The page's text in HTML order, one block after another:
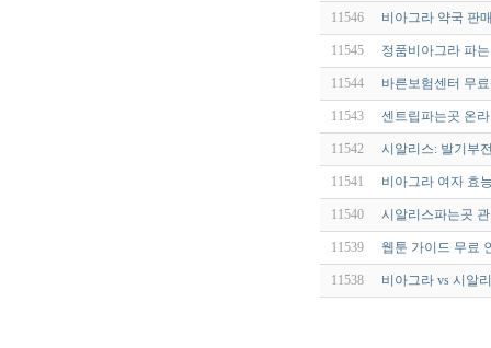
11546 비아그라 약국 판
11545 정품비아그라 파
11544 바른보험센터 무
11543 센트립파는곳 온
11542 시알리스: 발기부
11541 비아그라 여자 효
11540 시알리스파는곳
11539 웹툰 가이드 무료
11538 비아그라 vs 시알